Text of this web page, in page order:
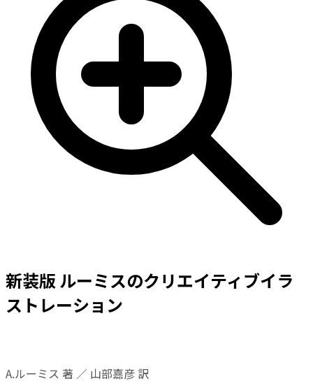
新装版 ルーミスのクリエイティブイラ
ストレーション
A.ルーミス 著 ／ 山部嘉彦 訳